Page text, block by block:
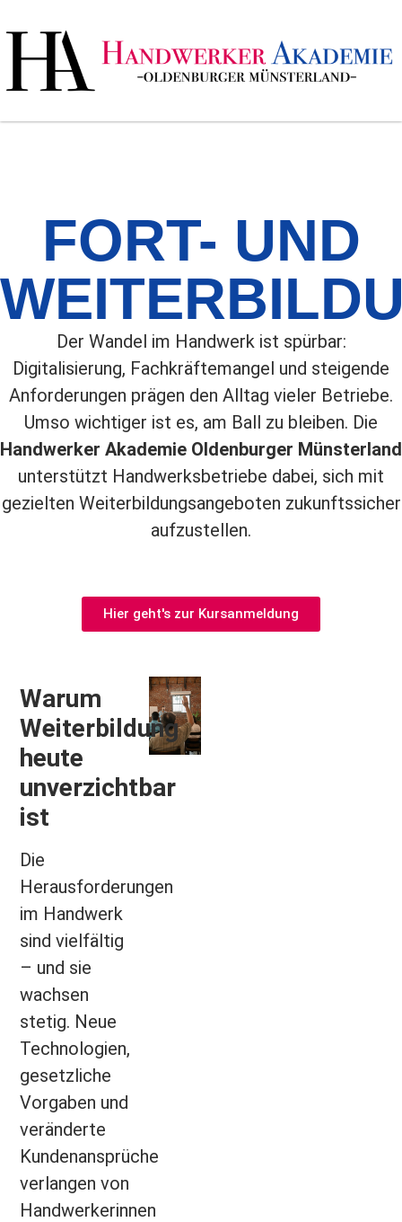
FORT- UND
Der Wandel im Handwerk ist spürbar:
Digitalisierung, Fachkräftemangel und steigende
Anforderungen prägen den Alltag vieler Betriebe.
Umso wichtiger ist es, am Ball zu bleiben. Die
Handwerker Akademie Oldenburger Münsterland
unterstützt Handwerksbetriebe dabei, sich mit
gezielten Weiterbildungsangeboten zukunftssicher
aufzustellen.
Hier geht's zur Kursanmeldung
Warum
Weiterbildung
heute
unverzichtbar
ist
Die
Herausforderungen
im Handwerk
sind vielfältig
– und sie
wachsen
stetig. Neue
Technologien,
gesetzliche
Vorgaben und
veränderte
Kundenansprüche
verlangen von
Handwerkerinnen